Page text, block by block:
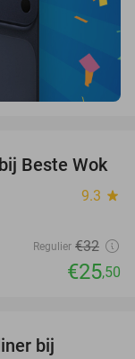
20%
Beste Wok
9.3 star
Regulier €32
€25,50
bij